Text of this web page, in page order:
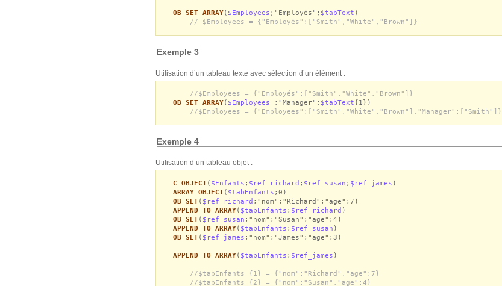
OB SET ARRAY( $Employees ;"Employés"; $tabText )
// $Employees = {"Employés":["Smith","White","Brown"]}
Exemple 3
Utilisation d’un tableau texte avec sélection d’un élément :
//$Employees = {"Employés":["Smith","White","Brown"]}
OB SET ARRAY( $Employees ;"Manager"; $tabText{1})
//$Employees = {"Employees":["Smith","White","Brown"],"Manager":["Smith"]}
Exemple 4
Utilisation d’un tableau objet :
C_OBJECT( $Enfants ; $ref_richard ; $ref_susan ; $ref_james )
ARRAY OBJECT( $tabEnfants ;0)
OB SET( $ref_richard ;"nom";"Richard";"age";7)
APPEND TO ARRAY( $tabEnfants ; $ref_richard )
OB SET( $ref_susan ;"nom";"Susan";"age";4)
APPEND TO ARRAY( $tabEnfants ; $ref_susan )
OB SET( $ref_james ;"nom";"James";"age";3)
APPEND TO ARRAY( $tabEnfants ; $ref_james )
//$tabEnfants {1} = {"nom":"Richard","age":7}
//$tabEnfants {2} = {"nom":"Susan","age":4}